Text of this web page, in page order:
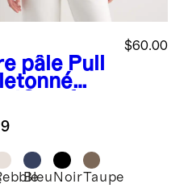
pâle Pull
$60.00
Bleu NoirTaupe